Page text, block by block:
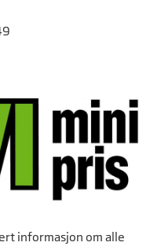
informasjon om alle